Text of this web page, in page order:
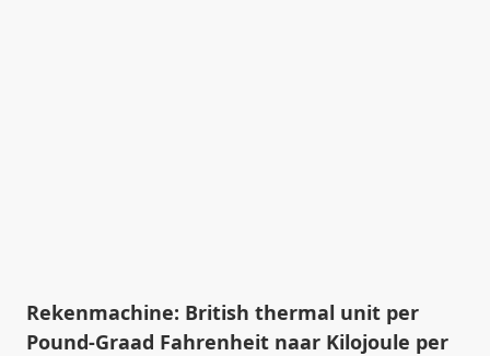
Rekenmachine: British thermal unit per
Pound-Graad Fahrenheit naar Kilojoule per